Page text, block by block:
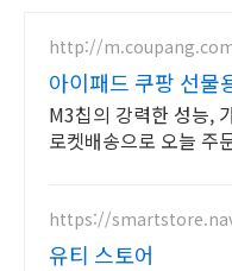
http://
아이패드 쿠팡 선물
M3칩의 강력한 성능,
로켓배송으로 오늘 주
길 패드.
https://
유티 스토어